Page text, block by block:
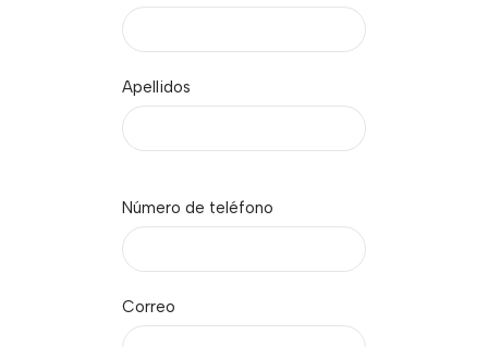
Apellidos
Número de teléfono
Correo